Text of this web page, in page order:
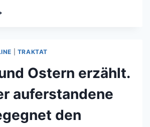
TRAKTAT
Ostern erzählt.
auferstandene
den